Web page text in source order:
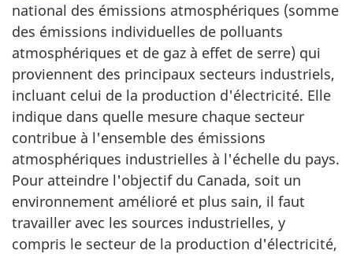
national des émissions atmosphériques (somme
des émissions individuelles de polluants
atmosphériques et de gaz à effet de serre) qui
proviennent des principaux secteurs industriels,
incluant celui de la production d'électricité. Elle
indique dans quelle mesure chaque secteur
contribue à l'ensemble des émissions
atmosphériques industrielles à l'échelle du pays.
Pour atteindre l'objectif du Canada, soit un
environnement amélioré et plus sain, il faut
travailler avec les sources industrielles, y
compris le secteur de la production d'électricité,